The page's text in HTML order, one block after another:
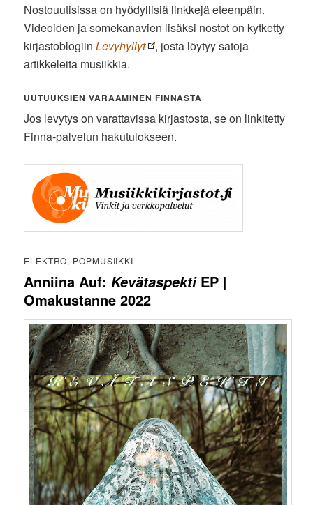
Nostouutisissa on hyödyllisiä linkkejä eteenpäin.
Videoiden ja somekanavien lisäksi nostot on kytketty
kirjastoblogiinLevyhyllyt
, josta löytyy satoja
artikkeleita musiikkia.
UUTUUKSIEN VARAAMINEN FINNASTA
Jos levytys on varattavissa kirjastosta, se on linkitetty
Finna-palvelun hakutulokseen.
ELEKTRO, POPMUSIIKKI
Anniina Auf: KevätaspektiEP |
Omakustanne 2022